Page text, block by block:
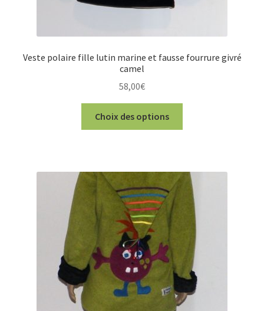
Veste polaire fille lutin marine et fausse fourrure givré
camel
58,00€
Choix des options
variations.
Les
options
peuvent
être
choisies
sur
la
page
du